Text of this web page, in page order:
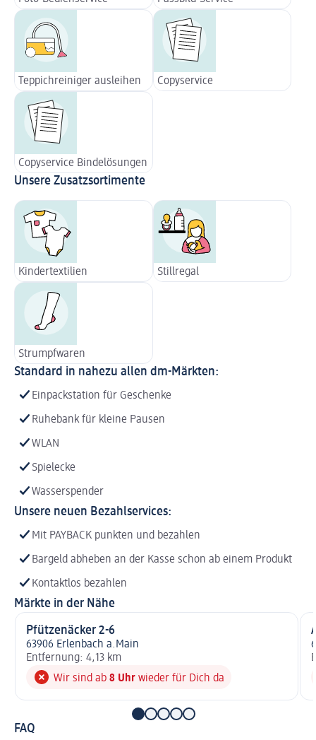
Teppichreiniger ausleihen Copyservice
Copyservice Bindelösungen
Unsere Zusatzsortimente
Kindertextilien Stillregal
Strumpfwaren
Standard in nahezu allen dm-Märkten:
Einpackstation für Geschenke
Ruhebank für kleine Pausen
WLAN
Spielecke
Wasserspender
Unsere neuen Bezahlservices:
Mit PAYBACK punkten und bezahlen
Bargeld abheben an der Kasse schon ab einem Produkt
Kontaktlos bezahlen
Märkte in der Nähe
Pfützenäcker 2-6
63906 Erlenbach a.Main
Entfernung: 4,13 km
Wir sind ab 8 Uhr wieder für Dich da
FAQ